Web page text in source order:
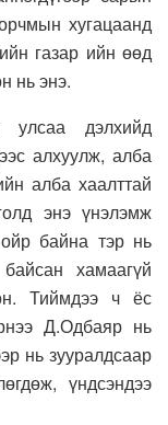
хугацаанд
газар ийн өөд
нь энэ.
дэлхийд
алхуулж, алба
алба хаалттай
энэ үнэлэмж
байна тэр нь
хамаагүй
Тиймдээ ч ёс
Д.Одбаяр нь
нь зууралдсаар
үндсэндээ